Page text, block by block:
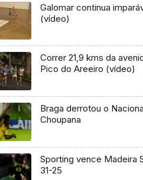
Galomar continua
(vídeo)
Correr 21,9 kms da
Pico do Areeiro (vídeo)
Braga derrotou o
Choupana
Sporting vence Madeira
31-25